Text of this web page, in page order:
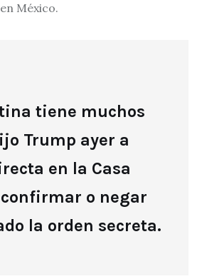
México.
tiene muchos
Trump ayer a
en la Casa
o negar
la orden secreta.